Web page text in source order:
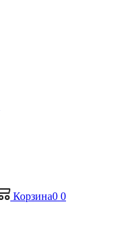
Корзина0 0